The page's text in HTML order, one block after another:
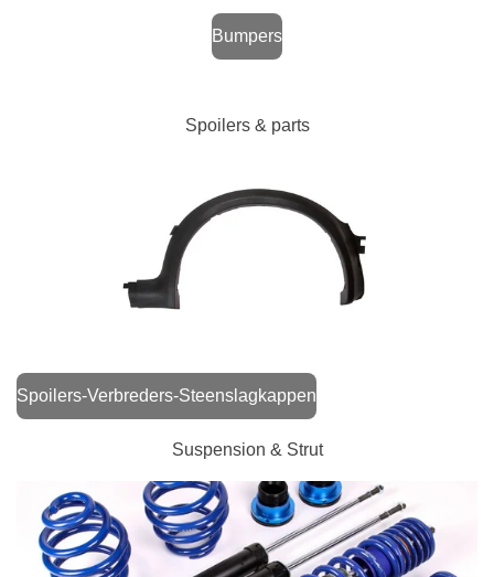
Bumpers
Spoilers & parts
Spoilers-Verbreders-Steenslagkappen
Suspension & Strut